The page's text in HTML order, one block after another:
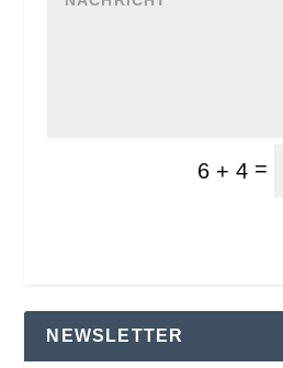
6 + 4 =
NEWSLETTER